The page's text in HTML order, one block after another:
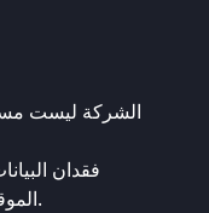
الشركة ليست
فقدان
الموقع أو عدم القدرة على استخدامه.